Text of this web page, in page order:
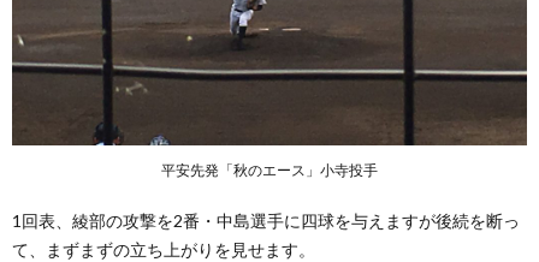
平安先発「秋のエース」小寺投手
1回表、綾部の攻撃を2番・中島選手に四球を与えますが後続を断っ
て、まずまずの立ち上がりを見せます。